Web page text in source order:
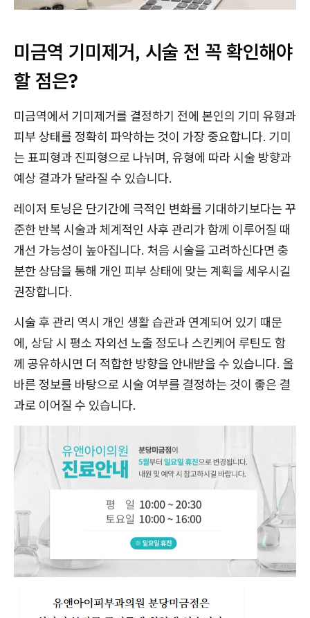
미금역 기미제거, 시술 전 꼭 확인해야
할 점은?
미금역에서 기미제거를 결정하기 전에 본인의 기미 유형과
피부 상태를 정확히 파악하는 것이 가장 중요합니다. 기미
는 표피형과 진피형으로 나뉘며, 유형에 따라 시술 방향과
예상 결과가 달라질 수 있습니다.
레이저 토닝은 단기간에 극적인 변화를 기대하기보다는 꾸
준한 반복 시술과 체계적인 사후 관리가 함께 이루어질 때
개선 가능성이 높아집니다. 처음 시술을 고려하신다면 충
분한 상담을 통해 개인 피부 상태에 맞는 계획을 세우시길
권장합니다.
시술 후 관리 역시 개인 생활 습관과 연계되어 있기 때문
에, 상담 시 평소 자외선 노출 정도나 스킨케어 루틴도 함
께 공유하시면 더 적합한 방향을 안내받을 수 있습니다. 올
바른 정보를 바탕으로 시술 여부를 결정하는 것이 좋은 결
과로 이어질 수 있습니다.